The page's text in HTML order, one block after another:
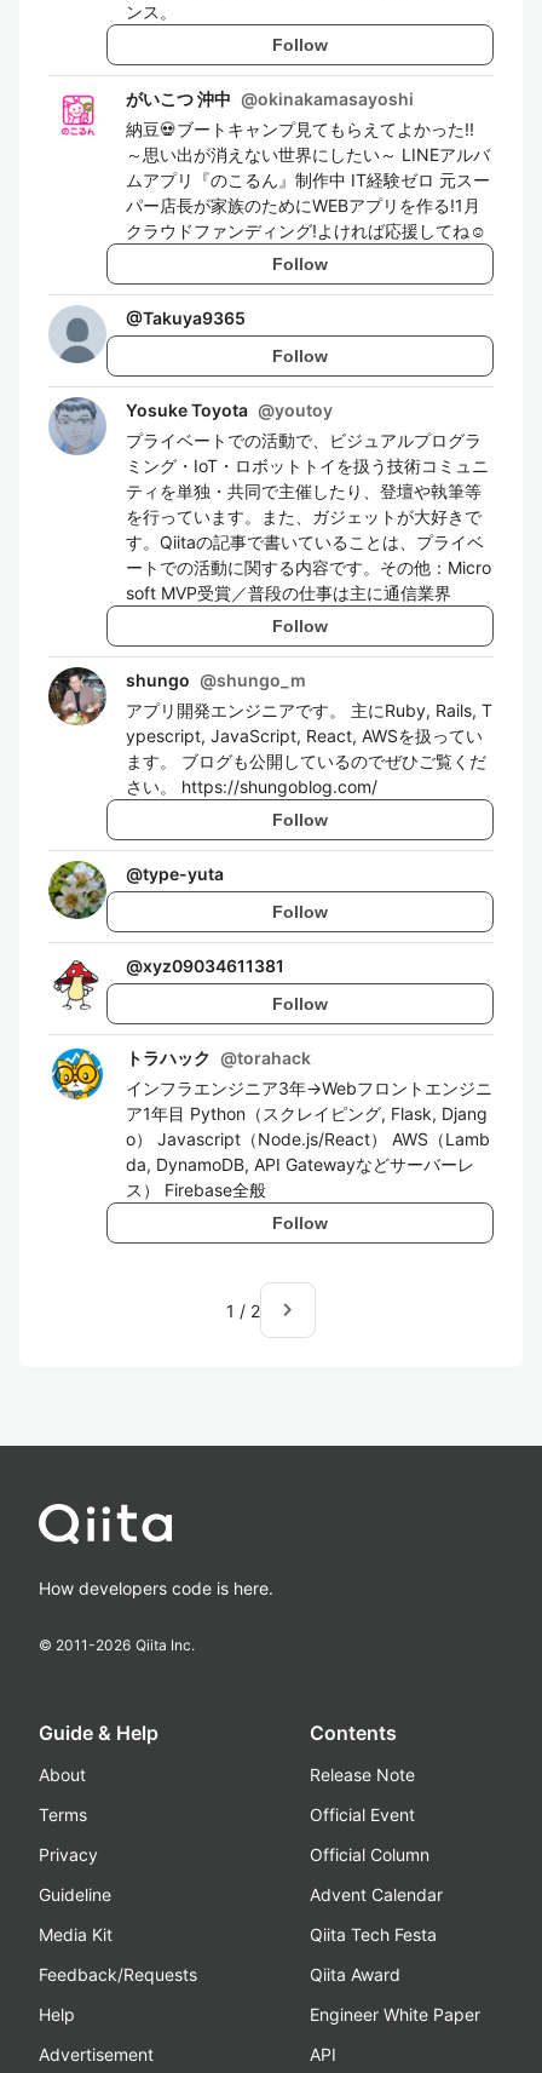
ンス。
Follow
がいこつ 沖中 @okinakamasayoshi
納豆💀ブートキャンプ見てもらえてよかった!!
～思い出が消えない世界にしたい～ LINEアルバ
ムアプリ『のこるん』制作中 IT経験ゼロ 元スー
パー店長が家族のためにWEBアプリを作る!1月
クラウドファンディング!よければ応援してね☺
Follow
@Takuya9365
Follow
Yosuke Toyota @youtoy
プライベートでの活動で、ビジュアルプログラ
ミング・IoT・ロボットトイを扱う技術コミュニ
ティを単独・共同で主催したり、登壇や執筆等
を行っています。また、ガジェットが大好きで
す。Qiitaの記事で書いていることは、プライベ
ートでの活動に関する内容です。その他：Micro
soft MVP受賞／普段の仕事は主に通信業界
Follow
shungo @shungo_m
アプリ開発エンジニアです。 主にRuby, Rails, T
ypescript, JavaScript, React, AWSを扱ってい
ます。 ブログも公開しているのでぜひご覧くだ
さい。 https://shungoblog.com/
Follow
@type-yuta
Follow
@xyz09034611381
Follow
トラハック @torahack
インフラエンジニア3年→Webフロントエンジニ
ア1年目 Python（スクレイピング, Flask, Djang
o） Javascript（Node.js/React） AWS（Lamb
da, DynamoDB, API Gatewayなどサーバーレ
ス） Firebase全般
Follow
1 / 2 navigate_next
How developers code is here.
© 2011-2026 Qiita Inc.
Guide & Help
About
Terms
Privacy
Guideline
Media Kit
Feedback/Requests
Help
Advertisement
Contents
Release Note
Official Event
Official Column
Advent Calendar
Qiita Tech Festa
Qiita Award
Engineer White Paper
API